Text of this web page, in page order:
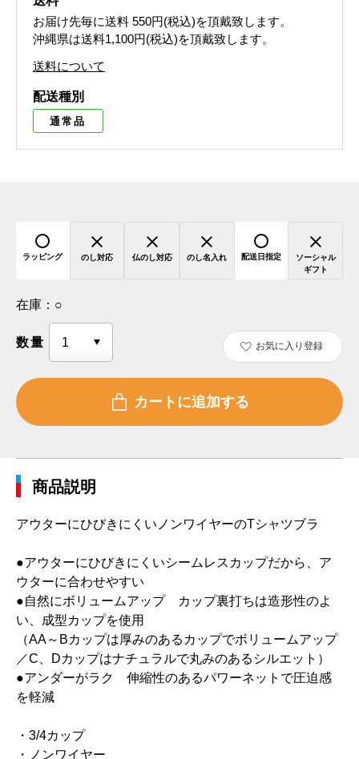
お届け先毎に送料 550円(税込)を頂戴致します。
沖縄県は送料1,100円(税込)を頂戴致します。
送料について
配送種別
通常品
ラッピング のし対応 仏のし対応 のし名入れ 配送日指定
ソーシャル
ギフト
在庫： ○
数量 お気に入り登録
商品説明
アウターにひびきにくいノンワイヤーのTシャツブラ
●アウターにひびきにくいシームレスカップだから、ア
ウターに合わせやすい
●自然にボリュームアップ カップ裏打ちは造形性のよ
い、成型カップを使用
（AA～Bカップは厚みのあるカップでボリュームアップ
／C、Dカップはナチュラルで丸みのあるシルエット）
●アンダーがラク 伸縮性のあるパワーネットで圧迫感
を軽減
・3/4カップ
・ノンワイヤー